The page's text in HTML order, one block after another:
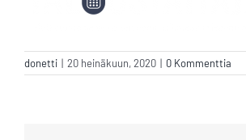
donetti | 20 heinäkuun, 2020 | 0 Kommenttia